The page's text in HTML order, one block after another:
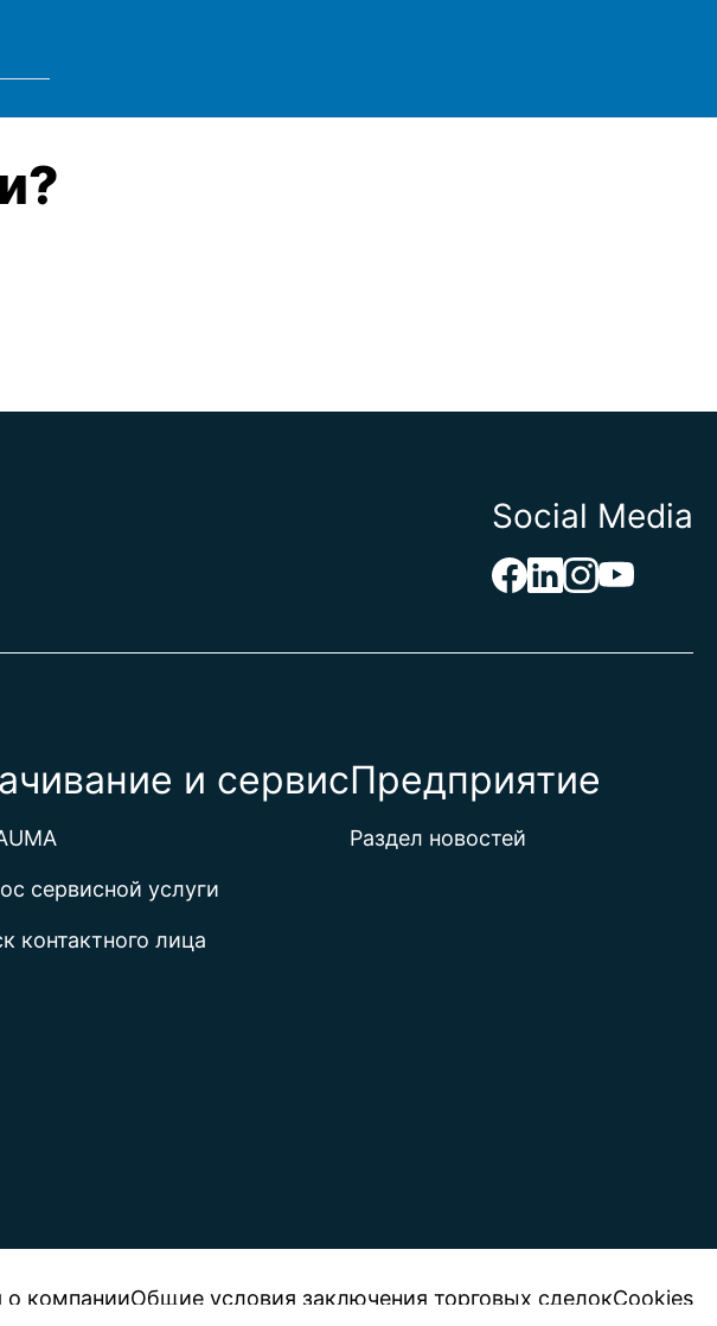
Social Media
и сервис
сервисной услуги
контактного лица
Предприятие
Раздел новостей
компанииОбщие условия заключения торговых сделокCookies